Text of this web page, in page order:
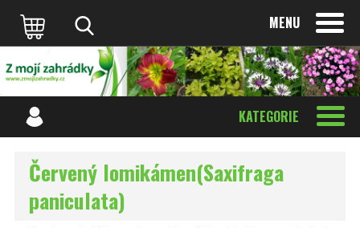
MENU
KATEGORIE
Červený lomikámen(Saxifraga
paniculata)